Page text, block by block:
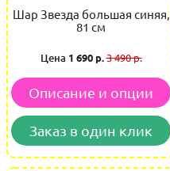
Шар Звезда большая синяя,
81 см
Цена 1 690 р.3 490 р.
Описание и опции
Заказ в один клик